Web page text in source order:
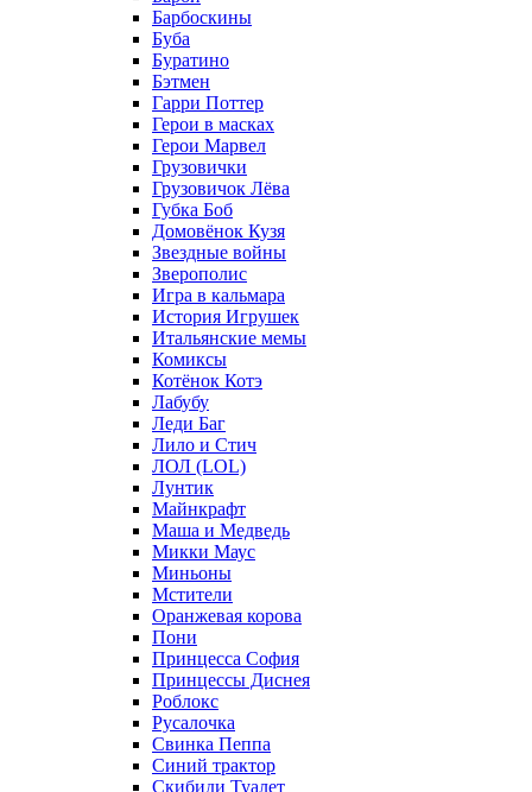
Барбоскины
Буба
Буратино
Бэтмен
Гарри Поттер
Герои в масках
Герои Марвел
Грузовички
Грузовичок Лёва
Губка Боб
Домовёнок Кузя
Звездные войны
Зверополис
Игра в кальмара
История Игрушек
Итальянские мемы
Комиксы
Котёнок Котэ
Лабубу
Леди Баг
Лило и Стич
ЛОЛ (LOL)
Лунтик
Майнкрафт
Маша и Медведь
Микки Маус
Миньоны
Мстители
Оранжевая корова
Пони
Принцесса София
Принцессы Диснея
Роблокс
Русалочка
Свинка Пеппа
Синий трактор
Скибиди Туалет